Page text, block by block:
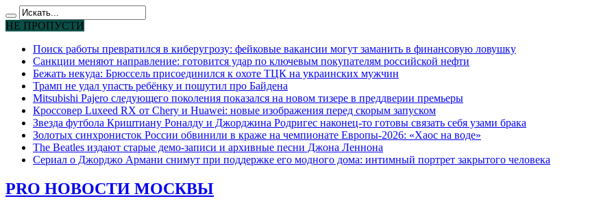
НЕ ПРОПУСТИ
Поиск работы превратился в киберугрозу: фейковые вакансии могут заманить в финансовую ловушку
Санкции меняют направление: готовится удар по ключевым покупателям российской нефти
Бежать некуда: Брюссель присоединился к охоте ТЦК на украинских мужчин
Трамп не удал упасть ребёнку и пошутил про Байдена
Mitsubishi Pajero следующего поколения показался на новом тизере в преддверии премьеры
Кроссовер Luxeed RX от Chery и Huawei: новые изображения перед скорым запуском
Звезда футбола Криштиану Роналду и Джорджина Родригес наконец-то готовы связать себя узами брака
Золотых синхронисток России обвинили в краже на чемпионате Европы-2026: «Хаос на воде»
The Beatles издают старые демо-записи и архивные песни Джона Леннона
Сериал о Джорджо Армани снимут при поддержке его модного дома: интимный портрет закрытого человека
PRO НОВОСТИ МОСКВЫ